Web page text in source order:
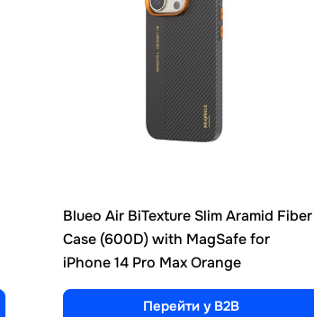
Blueo Air BiTexture Slim Aramid Fiber
Case (600D) with MagSafe for
iPhone 14 Pro Max Orange
Перейти у B2B